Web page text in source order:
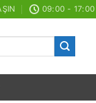
09:00 - 17:00